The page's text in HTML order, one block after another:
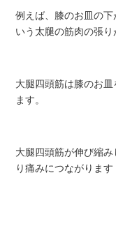
例えば、膝のお皿の
いう太腿の筋肉の張り
大腿四頭筋は膝のお
ます。
大腿四頭筋が伸び縮
り痛みにつながります